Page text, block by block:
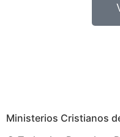
Ministerios Cristianos